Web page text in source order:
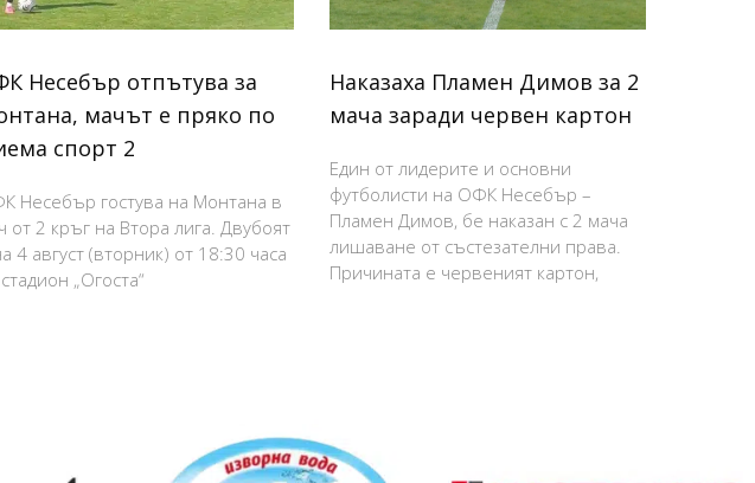
Несебър отпътува за
мачът е пряко по
спорт 2
Несебър гостува на Монтана в
от 2 кръг на Втора лига. Двубоят
4 август (вторник) от 18:30 часа
„Огоста“
Наказаха Пламен Димов за 2
мача заради червен картон
Един от лидерите и основни
футболисти на ОФК Несебър –
Пламен Димов, бе наказан с 2 мача
лишаване от състезателни права.
Причината е червеният картон,